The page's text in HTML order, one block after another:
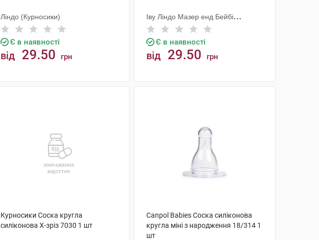
Ліндо (Курносики)
Є в наявності
від 29.50 грн
Іву Ліндо Мазер енд Бейбі
Продактс
Є в наявності
від 29.50 грн
Курносики Соска кругла
силіконова X-зріз 7030 1 шт
Canpol Babies Соска силіконова
кругла міні з народження 18/314 1
шт